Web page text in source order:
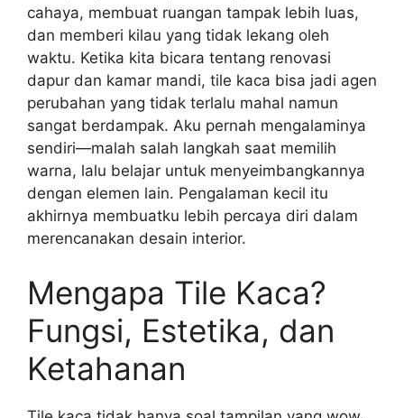
cahaya, membuat ruangan tampak lebih luas,
dan memberi kilau yang tidak lekang oleh
waktu. Ketika kita bicara tentang renovasi
dapur dan kamar mandi, tile kaca bisa jadi agen
perubahan yang tidak terlalu mahal namun
sangat berdampak. Aku pernah mengalaminya
sendiri—malah salah langkah saat memilih
warna, lalu belajar untuk menyeimbangkannya
dengan elemen lain. Pengalaman kecil itu
akhirnya membuatku lebih percaya diri dalam
merencanakan desain interior.
Mengapa Tile Kaca?
Fungsi, Estetika, dan
Ketahanan